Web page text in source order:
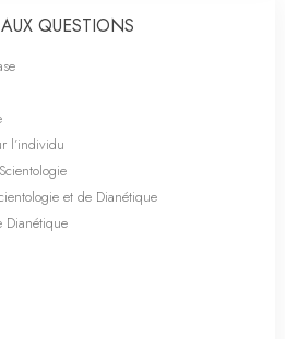
QUESTIONS
l’individu
et de Dianétique
Dianétique